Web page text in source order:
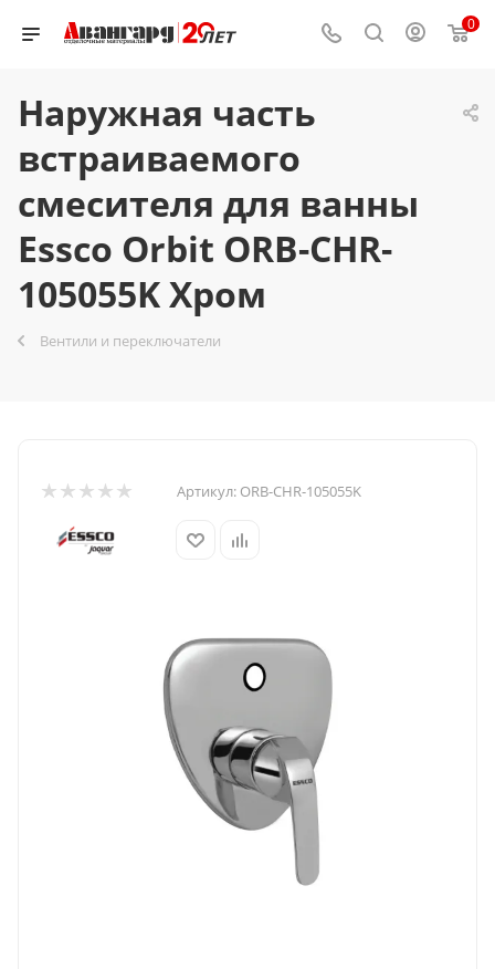
0
Наружная часть
встраиваемого
смесителя для ванны
Essco Orbit ORB-CHR-
105055K Хром
Вентили и переключатели
Артикул: ORB-CHR-105055K